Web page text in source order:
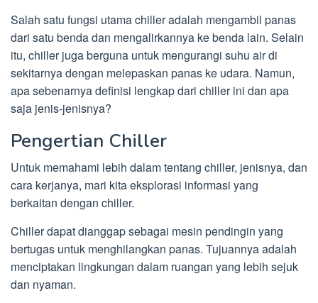
Salah satu fungsi utama chiller adalah mengambil panas
dari satu benda dan mengalirkannya ke benda lain. Selain
itu, chiller juga berguna untuk mengurangi suhu air di
sekitarnya dengan melepaskan panas ke udara. Namun,
apa sebenarnya definisi lengkap dari chiller ini dan apa
saja jenis-jenisnya?
Pengertian Chiller
Untuk memahami lebih dalam tentang chiller, jenisnya, dan
cara kerjanya, mari kita eksplorasi informasi yang
berkaitan dengan chiller.
Chiller dapat dianggap sebagai mesin pendingin yang
bertugas untuk menghilangkan panas. Tujuannya adalah
menciptakan lingkungan dalam ruangan yang lebih sejuk
dan nyaman.